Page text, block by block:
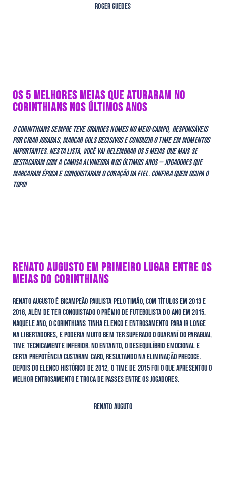
Roger Guedes
OS 5 MELHORES MEIAS QUE ATURARAM NO
CORINTHIANS NOS ÚLTIMOS ANOS
O Corinthians sempre teve grandes nomes no meio-campo, responsáveis
por criar jogadas, marcar gols decisivos e conduzir o time em momentos
importantes. Nesta lista, você vai relembrar os 5 meias que mais se
destacaram com a camisa alvinegra nos últimos anos — jogadores que
marcaram época e conquistaram o coração da Fiel. Confira quem ocupa o
topo!
RENATO AUGUSTO EM PRIMEIRO LUGAR ENTRE OS
MEIAS DO CORINTHIANS
Renato Augusto é bicampeão paulista pelo Timão, com títulos em 2013 e
2018, além de ter conquistado o prêmio de Futebolista do Ano em 2015.
Naquele ano, o Corinthians tinha elenco e entrosamento para ir longe
na Libertadores, e poderia muito bem ter superado o Guaraní do Paraguai,
time tecnicamente inferior. No entanto, o desequilíbrio emocional e
certa prepotência custaram caro, resultando na eliminação precoce.
Depois do elenco histórico de 2012, o time de 2015 foi o que apresentou o
melhor entrosamento e troca de passes entre os jogadores.
Renato Auguto